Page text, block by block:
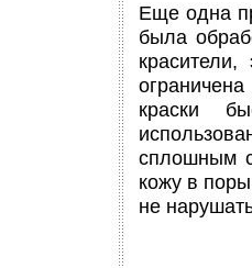
Еще одна
была
краски
сплошным
кожу в
не